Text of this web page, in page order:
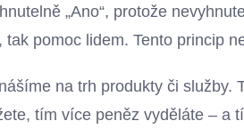
„Ano“, protože
pomoc lidem. Tento princip
na trh produkty či služby.
tím více peněz vyděláte – a